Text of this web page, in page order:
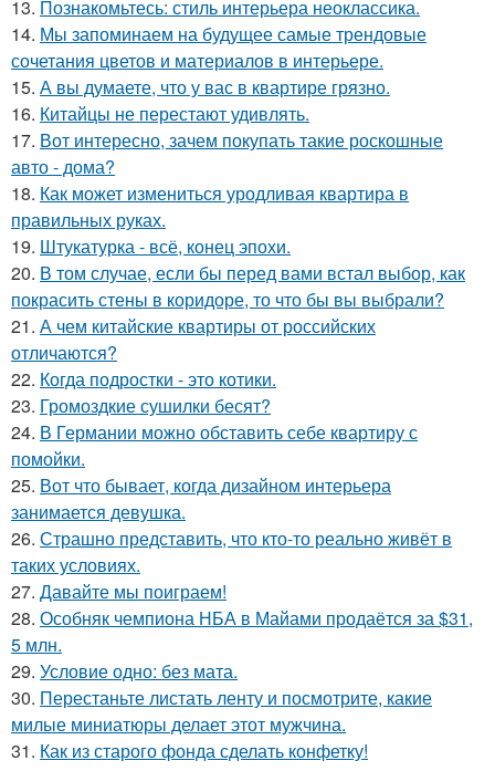
13. Познакомьтесь: стиль интерьера неоклассика.
14. Мы запоминаем на будущее самые трендовые
сочетания цветов и материалов в интерьере.
15. А вы думаете, что у вас в квартире грязно.
16. Китайцы не перестают удивлять.
17. Вот интересно, зачем покупать такие роскошные
авто - дома?
18. Как может измениться уродливая квартира в
правильных руках.
19. Штукатурка - всё, конец эпохи.
20. В том случае, если бы перед вами встал выбор, как
покрасить стены в коридоре, то что бы вы выбрали?
21. А чем китайские квартиры от российских
отличаются?
22. Когда подростки - это котики.
23. Громоздкие сушилки бесят?
24. В Германии можно обставить себе квартиру с
помойки.
25. Вот что бывает, когда дизайном интерьера
занимается девушка.
26. Страшно представить, что кто-то реально живёт в
таких условиях.
27. Давайте мы поиграем!
28. Особняк чемпиона НБА в Майами продаётся за $31,
5 млн.
29. Условие одно: без мата.
30. Перестаньте листать ленту и посмотрите, какие
милые миниатюры делает этот мужчина.
31. Как из старого фонда сделать конфетку!